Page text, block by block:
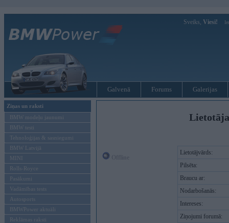
Sveiks, Viesi!
Galvenā Forums Galerijas
Ziņas un raksti
BMW modeļu jaunumi
BMW testi
Tehnoloģijas & sasniegumi
BMW Latvijā
MINI
Rolls-Royce
Pasākumi
Vadāmības tests
Autosports
BMWPower aktuāli
Reklāmas raksti
Lietotājvārds:
Pilsēta:
Braucu ar:
Nodarbošanās:
Intereses:
Ziņojumi forumā: